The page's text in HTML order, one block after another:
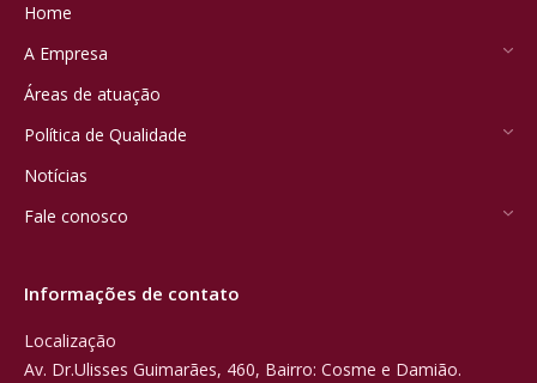
Home
A Empresa
Áreas de atuação
Política de Qualidade
Notícias
Fale conosco
Informações de contato
Localização
Av. Dr.Ulisses Guimarães, 460, Bairro: Cosme e Damião.